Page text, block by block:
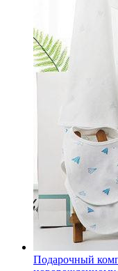
Подарочный